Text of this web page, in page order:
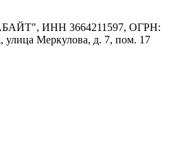
ИНН 3664211597, ОГРН:
улица Меркулова, д. 7, пом. 17